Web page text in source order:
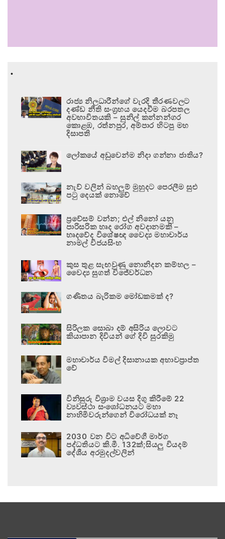
.
රාජ්‍ය නිලධාරීන්ගේ වැරදි තීරණවලට
දණ්ඩ නීති සංග්‍රහය යෙදවීම බරපතල
අවභාවිතයකි – සුනිල් කන්නන්ගර
කොළඹ, රත්නපුර, අම්පාර හිටපු මහ
දිසාපති
ලෝකයේ අඩුවෙන්ම නිදා ගන්නා ජාතිය?
නැව් වලින් බහලුම් මුහුදට පෙරලීම සුළු
පටු දෙයක් නොවේ
ප්‍රවේසම් වන්න; එල් නිනෝ යනු
පාරිසරික හෘද රෝග අවදානමකි –
හෘදවේද විශේෂඥ වෛද්‍ය මහාචාර්ය
නාමල් විජයසිංහ
කුස තුළ සැඟවුණු නොනිදන කම්හල –
වෛද්‍ය සුගත් විජේවර්ධන
ගණිතය බැරිකම මෝඩකමක් ද?
සිරිලක සොබා දම් අසිරිය ලොවට
කියාපාන දිවියන් ගේ දිවි සුරකිමු
මහාචාර්ය විමල් දිසානායක අභාවප්‍රාප්ත
වේ
විනිසුරු විශ්‍රාම වයස දිගු කිරීමේ 22
ව්‍යවස්ථා සංශෝධනයට මහා
නාහිමිවරුන්ගෙන් විරෝධයක් නෑ
2030 වන විට අධිවේගී මාර්ග
පද්ධතියට කි.මී. 132ක්;සියලු වියදම්
දේශීය අරමුදල්වලින්